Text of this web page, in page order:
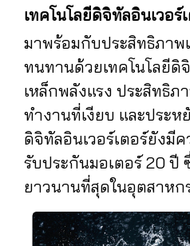
เทคโนโลยีดิจิทัลอินเวอร์
มาพร้อมกับประสิทธิภาพ
ทนทานด้วยเทคโนโลยีดิ
เหล็กพลังแรง ประสิทธิภ
ทำงานที่เงียบ และประห
ดิจิทัลอินเวอร์เตอร์ยังมี
รับประกันมอเตอร์ 20 ปี
ยาวนานที่สุดในอุตสาหก